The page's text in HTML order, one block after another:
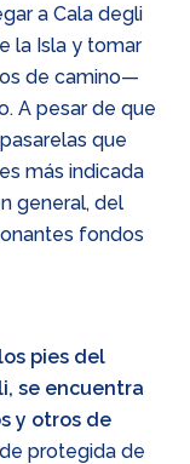
a Cala degli
la Isla y tomar
de camino—
A pesar de que
que
más indicada
general, del
fondos
pies del
se encuentra
y otros de
protegida de